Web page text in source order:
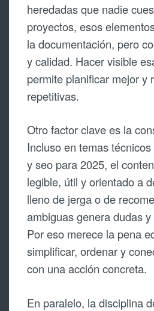
heredadas que nadie
proyectos, esos
la documentación, pero
y calidad. Hacer visible
permite planificar mejor y
repetitivas.
Otro factor clave es la
Incluso en temas
y seo para 2025, el
legible, útil y orientado a
lleno de jerga o de
ambiguas genera dudas
Por eso merece la pena
simplificar, ordenar y
con una acción concreta.
En paralelo, la disciplina